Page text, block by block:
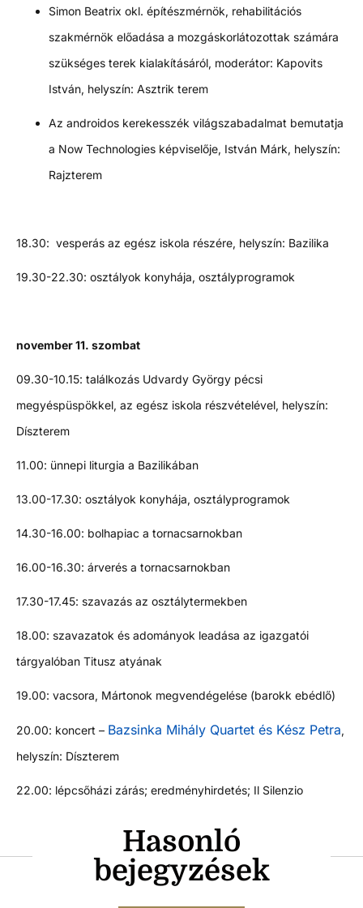
Simon Beatrix okl. építészmérnök, rehabilitációs
szakmérnök előadása a mozgáskorlátozottak számára
szükséges terek kialakításáról, moderátor: Kapovits
István, helyszín: Asztrik terem
Az androidos kerekesszék világszabadalmat bemutatja
a Now Technologies képviselője, István Márk, helyszín:
Rajzterem
18.30: vesperás az egész iskola részére, helyszín: Bazilika
19.30-22.30: osztályok konyhája, osztályprogramok
november 11. szombat
09.30-10.15: találkozás Udvardy György pécsi
megyéspüspökkel, az egész iskola részvételével, helyszín:
Díszterem
11.00: ünnepi liturgia a Bazilikában
13.00-17.30: osztályok konyhája, osztályprogramok
14.30-16.00: bolhapiac a tornacsarnokban
16.00-16.30: árverés a tornacsarnokban
17.30-17.45: szavazás az osztálytermekben
18.00: szavazatok és adományok leadása az igazgatói
tárgyalóban Titusz atyának
19.00: vacsora, Mártonok megvendégelése (barokk ebédlő)
20.00: koncert – Bazsinka Mihály Quartet és Kész Petra,
helyszín: Díszterem
22.00: lépcsőházi zárás; eredményhirdetés; Il Silenzio
Hasonló
bejegyzések